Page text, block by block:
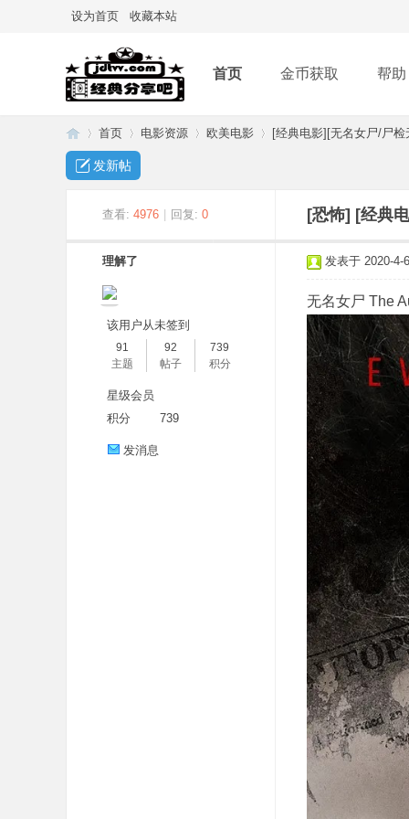
设为首页 收藏本站
首页 金币获取 帮助
首页
›
电影资源
›
欧美电影 [经典电影][无名女尸/尸
发新帖
查看: 4976 回复: 0 [恐怖] [经典
理解了
该用户从未签到
91
主题
92
帖子
739
积分
星级会员
积分
739
发消息
发表于 2020-4-
无名女尸 The